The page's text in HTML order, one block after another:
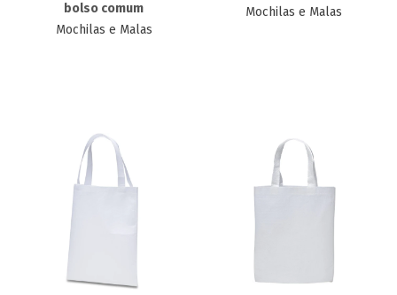
bolso comum
Mochilas e Malas
Mochilas e Malas